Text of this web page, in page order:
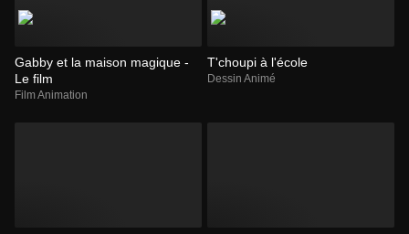
Gabby et la maison magique -
Le film
Film Animation
T'choupi à l'école
Dessin Animé